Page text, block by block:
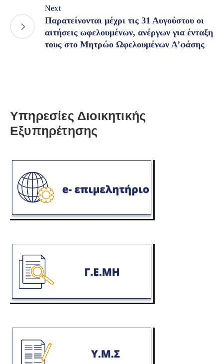
Next
Παρατείνονται μέχρι τις 31 Αυγούστου οι
αιτήσεις ωφελουμένων, ανέργων για ένταξη
τους στο Μητρώο Ωφελουμένων Α’φάσης
Υπηρεσίες Διοικητικής
Εξυπηρέτησης